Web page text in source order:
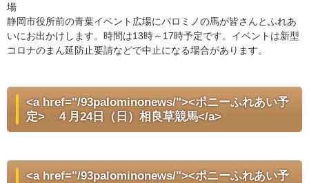
場
静岡市役所前の青葉イベント広場にパロミノの馬が皆さんとふれあ
いにお出かけします。時間は13時～17時予定です。イベントは新型
コロナのまん延防止要請などで中止になる場合があります。
<a href="/93palominonews/"><ポニーふれあい予
定> ４月24日（日）相良草競馬</a>
<a href="/93palominonews/"><ポニーふれあい予